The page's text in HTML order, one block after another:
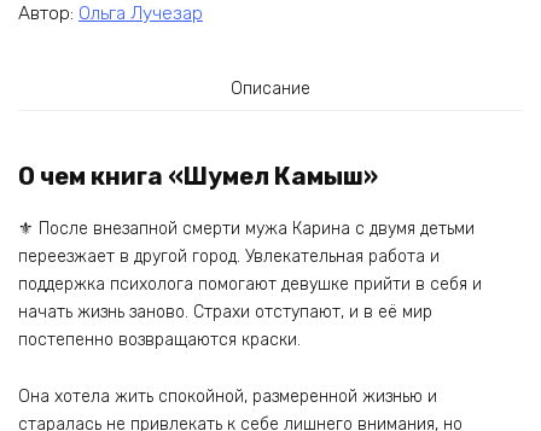
Автор: Ольга Лучезар
Описание
О чем книга «Шумел Камыш»
⚜️ После внезапной смерти мужа Карина с двумя детьми
переезжает в другой город. Увлекательная работа и
поддержка психолога помогают девушке прийти в себя и
начать жизнь заново. Страхи отступают, и в её мир
постепенно возвращаются краски.
Она хотела жить спокойной, размеренной жизнью и
старалась не привлекать к себе лишнего внимания, но